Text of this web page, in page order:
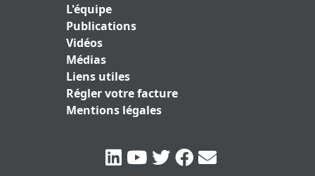
L'équipe
Publications
Vidéos
Médias
Liens utiles
Régler votre facture
Mentions légales